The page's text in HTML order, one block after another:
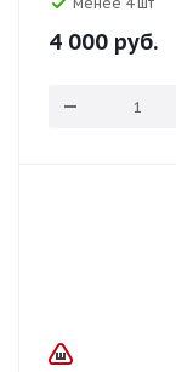
4 000 руб.